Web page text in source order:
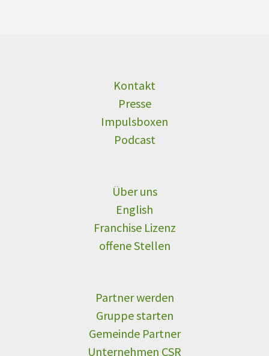
Kontakt
Presse
Impulsboxen
Podcast
Über uns
English
Franchise Lizenz
offene Stellen
Partner werden
Gruppe starten
Gemeinde Partner
Unternehmen CSR